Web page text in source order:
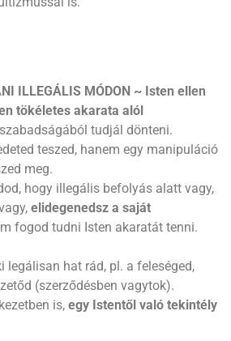
ILLEGÁLIS MÓDON ~ Isten ellen
tökéletes akarata alól
tudjál dönteni.
teszed, hanem egy manipuláció
meg.
hogy illegális befolyás alatt vagy,
elidegenedsz a saját
fogod tudni Isten akaratát tenni.
legálisan hat rád, pl. a feleséged,
(szerződésben vagytok).
is, egy Istentől való tekintély